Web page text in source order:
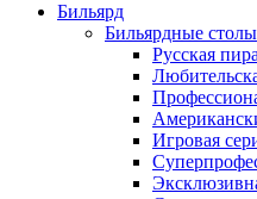
Бильярд
Бильярдные столы
Русская
Игровая